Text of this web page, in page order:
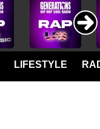
LIFESTYLE